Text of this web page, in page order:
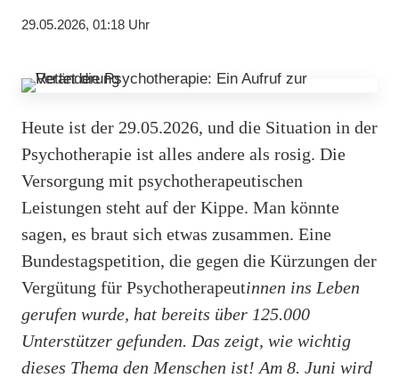
29.05.2026, 01:18 Uhr
Heute ist der 29.05.2026, und die Situation in der
Psychotherapie ist alles andere als rosig. Die
Versorgung mit psychotherapeutischen
Leistungen steht auf der Kippe. Man könnte
sagen, es braut sich etwas zusammen. Eine
Bundestagspetition, die gegen die Kürzungen der
Vergütung für Psychotherapeutinnen ins Leben
gerufen wurde, hat bereits über 125.000
Unterstützer gefunden. Das zeigt, wie wichtig
dieses Thema den Menschen ist! Am 8. Juni wird